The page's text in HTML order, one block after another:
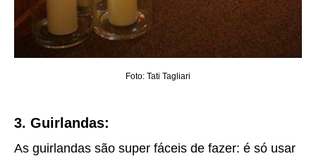
Foto: Tati Tagliari
3. Guirlandas:
As guirlandas são super fáceis de fazer: é só usar